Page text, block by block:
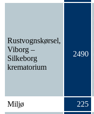
Rustvognskørsel,
Viborg –
Silkeborg
krematorium
2490
Miljø
225